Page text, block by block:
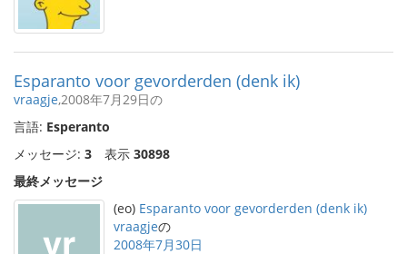
Esparanto voor gevorderden (denk ik)
vraagje,2008年7月29日の
言語: Esperanto
メッセージ: 3 表示 30898
最終メッセージ
(eo) Esparanto voor gevorderden (denk ik)
vraagjeの
2008年7月30日